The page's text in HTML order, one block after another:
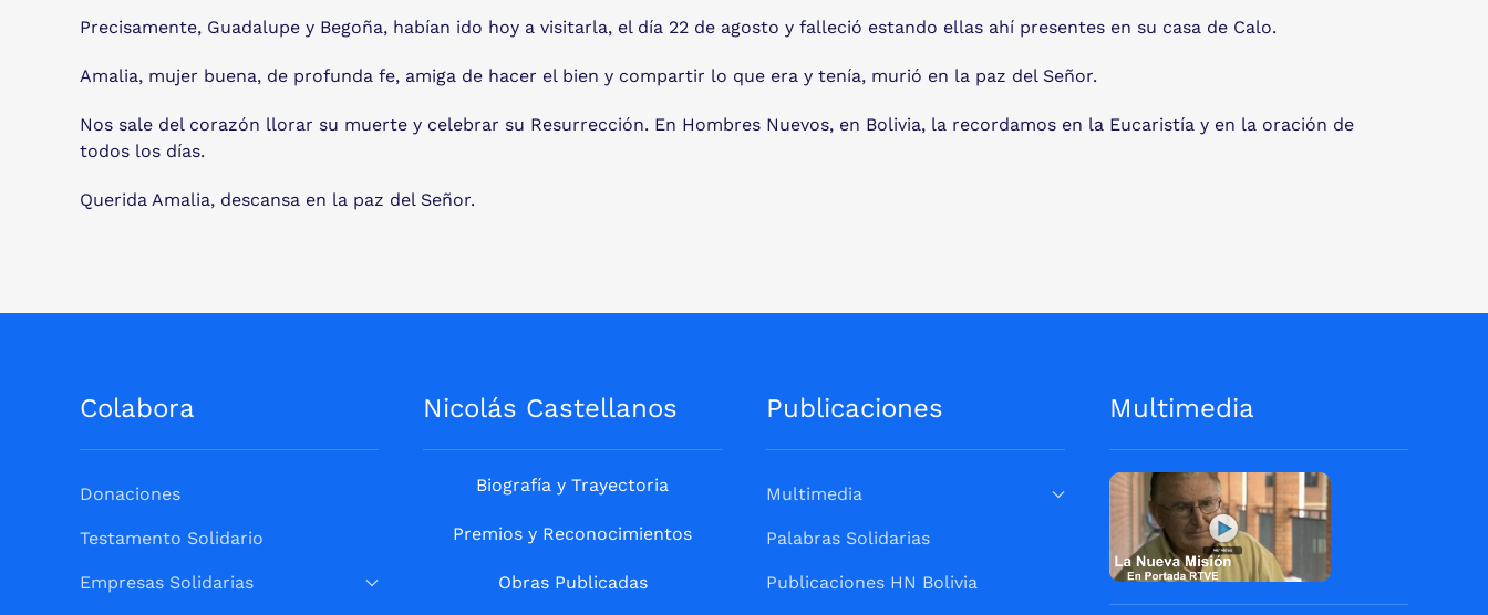
Precisamente, Guadalupe y Begoña, habían ido hoy a visitarla, el día 22 de agosto y falleció estando ellas ahí presentes en su casa de Calo.
Amalia, mujer buena, de profunda fe, amiga de hacer el bien y compartir lo que era y tenía, murió en la paz del Señor.
Nos sale del corazón llorar su muerte y celebrar su Resurrección. En Hombres Nuevos, en Bolivia, la recordamos en la Eucaristía y en la oración de
todos los días.
Querida Amalia, descansa en la paz del Señor.
Colabora
Donaciones
Testamento Solidario
Empresas Solidarias
Nicolás Castellanos
Biografía y Trayectoria
Premios y Reconocimientos
Obras Publicadas
Publicaciones
Multimedia
Palabras Solidarias
Publicaciones HN Bolivia
Multimedia